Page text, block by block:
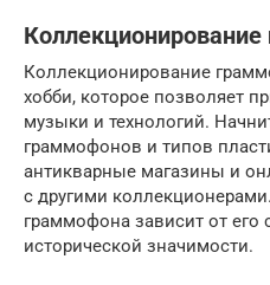
Коллекционирование
хобби, которое позволяет
музыки и технологий.
граммофонов и типов
антикварные магазины и
с другими
граммофона зависит от его
исторической значимости.